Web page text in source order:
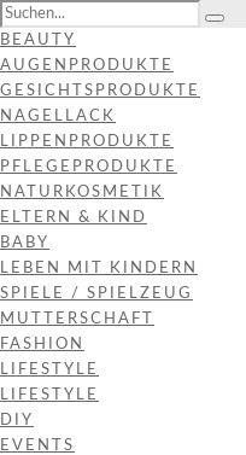
BEAUTY
AUGENPRODUKTE
GESICHTSPRODUKTE
NAGELLACK
LIPPENPRODUKTE
PFLEGEPRODUKTE
NATURKOSMETIK
ELTERN & KIND
BABY
LEBEN MIT KINDERN
SPIELE / SPIELZEUG
MUTTERSCHAFT
FASHION
LIFESTYLE
LIFESTYLE
DIY
EVENTS